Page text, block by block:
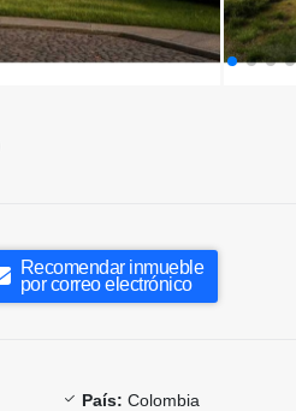
Recomendar inmueble
por correo electrónico
País: Colombia